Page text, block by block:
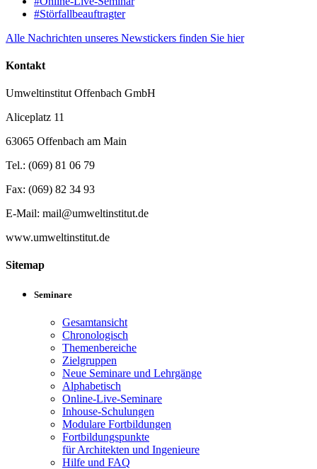
#Störfallbeauftragter
Alle Nachrichten unseres Newstickers finden Sie hier
Kontakt
Umweltinstitut Offenbach GmbH
Aliceplatz 11
63065 Offenbach am Main
Tel.: (069) 81 06 79
Fax: (069) 82 34 93
E-Mail: mail@umweltinstitut.de
www.umweltinstitut.de
Sitemap
Seminare
Gesamtansicht
Chronologisch
Themenbereiche
Zielgruppen
Neue Seminare und Lehrgänge
Alphabetisch
Online-Live-Seminare
Inhouse-Schulungen
Modulare Fortbildungen
Fortbildungspunkte
für Architekten und Ingenieure
Hilfe und FAQ